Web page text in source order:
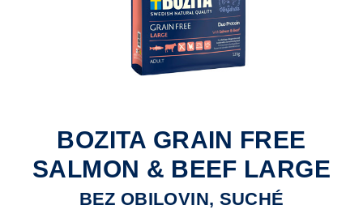
BOZITA GRAIN FREE
SALMON & BEEF LARGE
BEZ OBILOVIN, SUCHÉ